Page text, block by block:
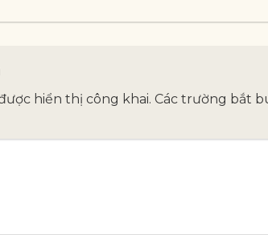
hiển thị công khai. Các trường bắt